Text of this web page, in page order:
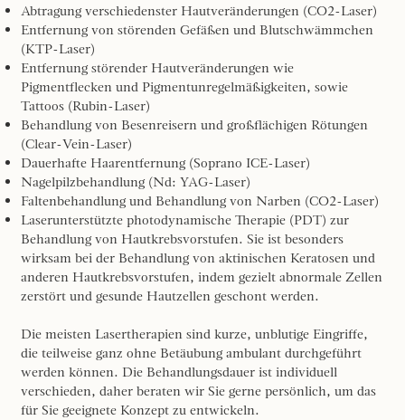
Abtragung verschiedenster Hautveränderungen (CO2-Laser)
Entfernung von störenden Gefäßen und Blutschwämmchen
(KTP-Laser)
Entfernung störender Hautveränderungen wie
Pigmentflecken und Pigmentunregelmäßigkeiten, sowie
Tattoos (Rubin-Laser)
Behandlung von Besenreisern und großflächigen Rötungen
(Clear-Vein-Laser)
Dauerhafte Haarentfernung (Soprano ICE-Laser)
Nagelpilzbehandlung (Nd: YAG-Laser)
Faltenbehandlung und Behandlung von Narben (CO2-Laser)
Laserunterstützte photodynamische Therapie (PDT) zur
Behandlung von Hautkrebsvorstufen. Sie ist besonders
wirksam bei der Behandlung von aktinischen Keratosen und
anderen Hautkrebsvorstufen, indem gezielt abnormale Zellen
zerstört und gesunde Hautzellen geschont werden.
Die meisten Lasertherapien sind kurze, unblutige Eingriffe,
die teilweise ganz ohne Betäubung ambulant durchgeführt
werden können. Die Behandlungsdauer ist individuell
verschieden, daher beraten wir Sie gerne persönlich, um das
für Sie geeignete Konzept zu entwickeln.